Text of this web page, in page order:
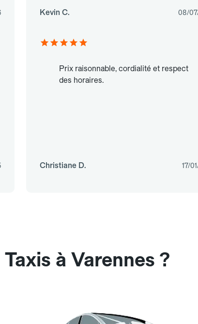
Kevin C. 08/
Prix raisonnable, cordialité et respect
des horaires.
Christiane D. 17/
à Varennes ?